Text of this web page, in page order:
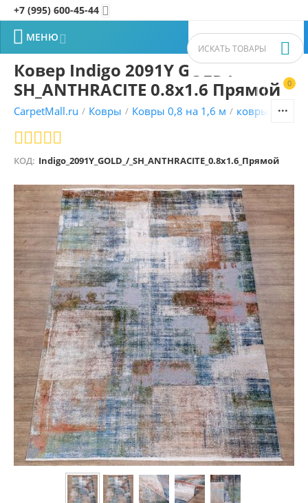
+7 (995) 600-45-44 
0



 МЕНЮ
Ковер Indigo 2091Y GOLD /
SH_ANTHRACITE 0.8x1.6 Прямой
CarpetMall.ru / Ковры / Ковры 0,8 на 1,6 м / ковры
КОД: Indigo_2091Y_GOLD_/_SH_ANTHRACITE_0.8x1.6_Прямой